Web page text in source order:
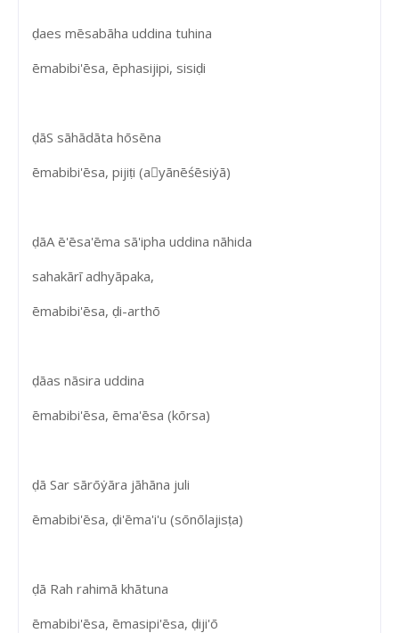
ḍaes mēsabāha uddina tuhina
ēmabibi'ēsa, ēphasijipi, sisiḍi
ḍāS sāhādāta hōsēna
ēmabibi'ēsa, pijiṭi (ayānēśēsiẏā)
ḍāA ē'ēsa'ēma sā'ipha uddina nāhida
sahakārī adhyāpaka,
ēmabibi'ēsa, ḍi-arthō
ḍāas nāsira uddina
ēmabibi'ēsa, ēma'ēsa (kōrsa)
ḍā Sar sārōẏāra jāhāna juli
ēmabibi'ēsa, ḍi'ēma'i'u (sōnōlajisṭa)
ḍā Rah rahimā khātuna
ēmabibi'ēsa, ēmasipi'ēsa, ḍiji'ō